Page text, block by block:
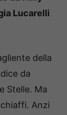
Lucarelli
della
da
Stelle. Ma
Anzi